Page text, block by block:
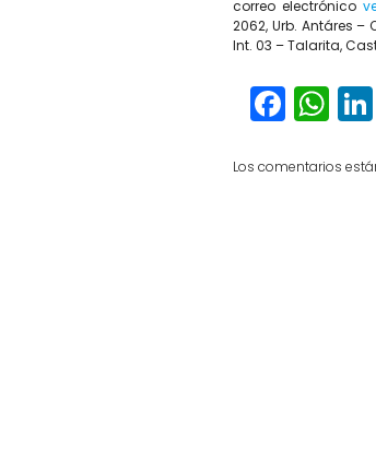
correo electrónico
2062, Urb. Antáres
Int. 03 – Talarita,
Los comentarios